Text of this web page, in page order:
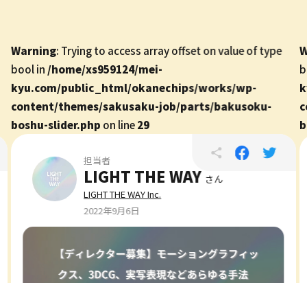
Warning: Trying to access array offset on value of type
bool in /home/xs959124/mei-
kyu.com/public_html/okanechips/works/wp-
content/themes/sakusaku-job/parts/bakusoku-
boshu-slider.php on line29
担当者
LIGHT THE WAY さん
LIGHT THE WAY Inc.
2022年9月6日